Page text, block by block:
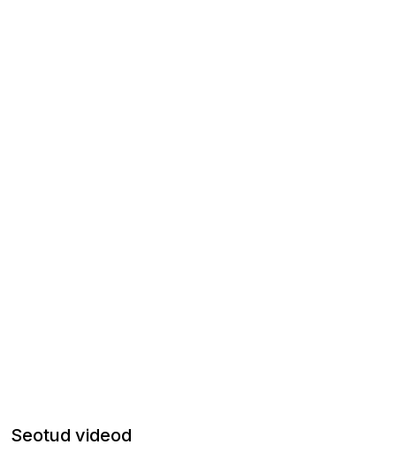
Seotud videod